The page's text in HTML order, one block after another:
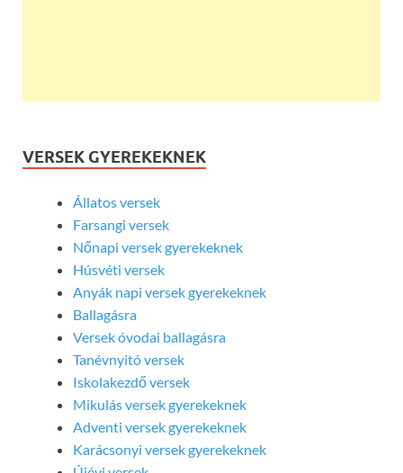
VERSEK GYEREKEKNEK
Állatos versek
Farsangi versek
Nőnapi versek gyerekeknek
Húsvéti versek
Anyák napi versek gyerekeknek
Ballagásra
Versek óvodai ballagásra
Tanévnyitó versek
Iskolakezdő versek
Mikulás versek gyerekeknek
Adventi versek gyerekeknek
Karácsonyi versek gyerekeknek